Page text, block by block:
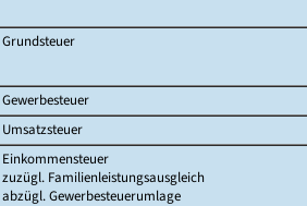
Grundsteuer
Gewerbesteuer
Umsatzsteuer
Einkommensteuer
zuzügl. Familienleistungsausgleich
abzügl. Gewerbesteuerumlage